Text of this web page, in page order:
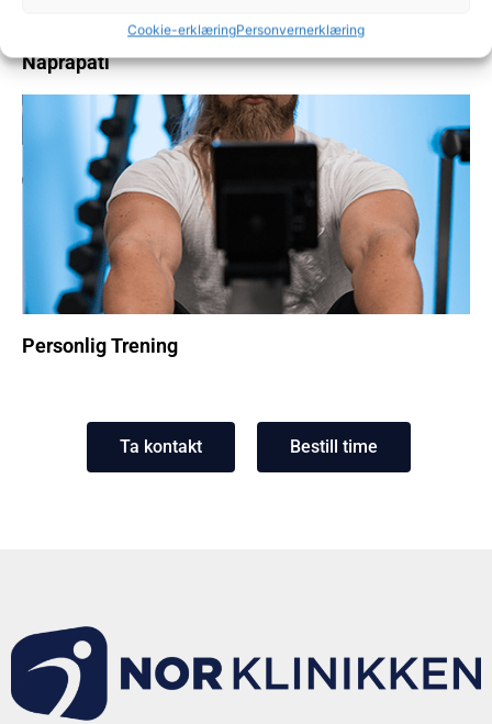
Cookie-erklæringPersonvernerklæring
Naprapati
Personlig Trening
Ta kontakt Bestill time